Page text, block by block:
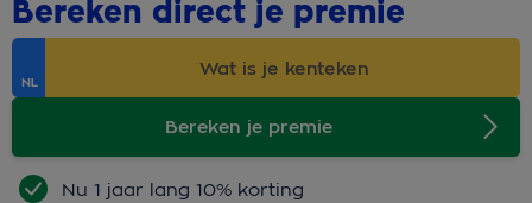
Bereken direct je premie
Bereken je premie
Nu 1 jaar lang 10% korting